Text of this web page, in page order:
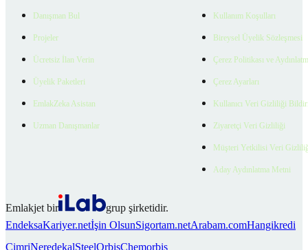
Danışman Bul
Projeler
Ücretsiz İlan Verin
Üyelik Paketleri
EmlakZeka Asistan
Uzman Danışmanlar
Kullanım Koşulları
Bireysel Üyelik Sözleşmesi
Çerez Politikası ve
Çerez Ayarları
Kullanıcı Veri Gizliliği
Ziyaretçi Veri Gizliliği
Müşteri Yetkilisi Veri
Aday Aydınlatma Metni
Emlakjet bir
grup şirketidir.
EndeksaKariyer.netİşin OlsunSigortam.netArabam.comHangikredi
CimriNeredekalSteelOrbisChemorbis